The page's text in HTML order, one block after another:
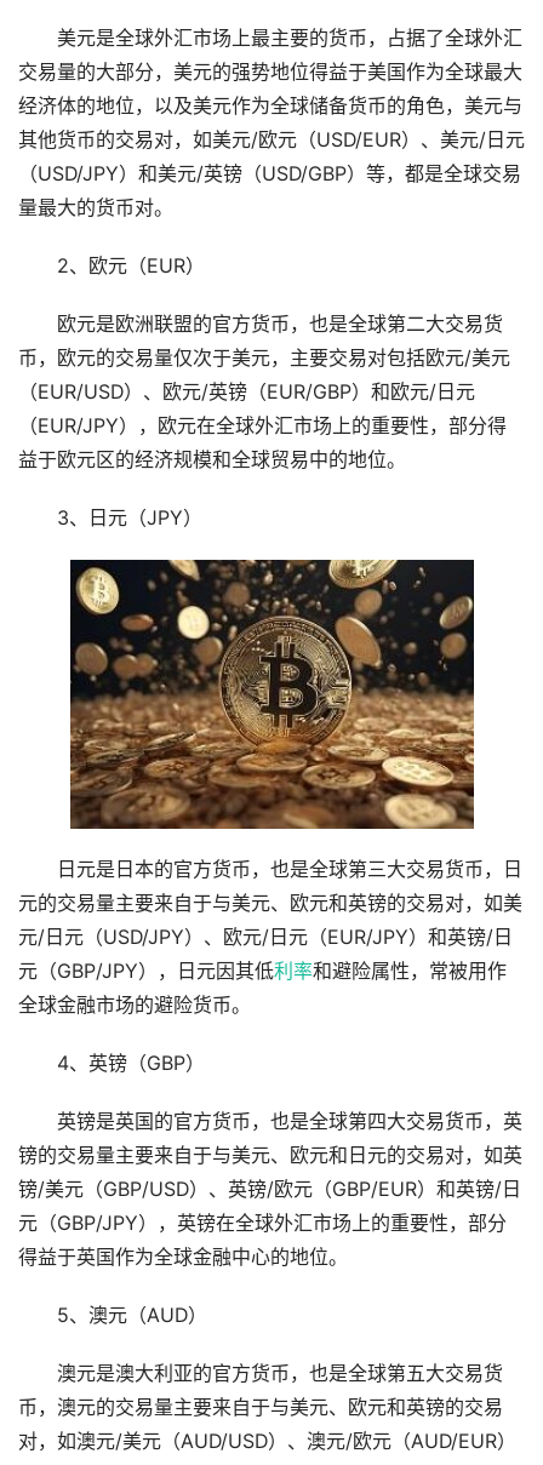
美元是全球外汇市场上最主要的货币，占据了全球外汇
交易量的大部分，美元的强势地位得益于美国作为全球最大
经济体的地位，以及美元作为全球储备货币的角色，美元与
其他货币的交易对，如美元/欧元（USD/EUR）、美元/日元
（USD/JPY）和美元/英镑（USD/GBP）等，都是全球交易
量最大的货币对。
2、欧元（EUR）
欧元是欧洲联盟的官方货币，也是全球第二大交易货
币，欧元的交易量仅次于美元，主要交易对包括欧元/美元
（EUR/USD）、欧元/英镑（EUR/GBP）和欧元/日元
（EUR/JPY），欧元在全球外汇市场上的重要性，部分得
益于欧元区的经济规模和全球贸易中的地位。
3、日元（JPY）
日元是日本的官方货币，也是全球第三大交易货币，日
元的交易量主要来自于与美元、欧元和英镑的交易对，如美
元/日元（USD/JPY）、欧元/日元（EUR/JPY）和英镑/日
元（GBP/JPY），日元因其低利率和避险属性，常被用作
全球金融市场的避险货币。
4、英镑（GBP）
英镑是英国的官方货币，也是全球第四大交易货币，英
镑的交易量主要来自于与美元、欧元和日元的交易对，如英
镑/美元（GBP/USD）、英镑/欧元（GBP/EUR）和英镑/日
元（GBP/JPY），英镑在全球外汇市场上的重要性，部分
得益于英国作为全球金融中心的地位。
5、澳元（AUD）
澳元是澳大利亚的官方货币，也是全球第五大交易货
币，澳元的交易量主要来自于与美元、欧元和英镑的交易
对，如澳元/美元（AUD/USD）、澳元/欧元（AUD/EUR）